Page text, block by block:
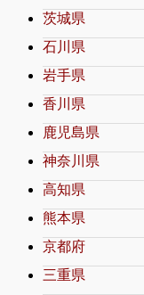
茨城県
石川県
岩手県
香川県
鹿児島県
神奈川県
高知県
熊本県
京都府
三重県